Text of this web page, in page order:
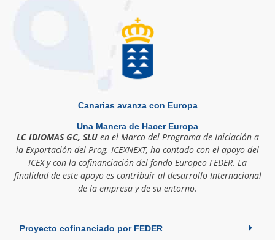
Canarias avanza con Europa
Una Manera de Hacer Europa
LC IDIOMAS GC, SLUen el Marco del Programa de Iniciación a
la Exportación del Prog. ICEXNEXT, ha contado con el apoyo del
ICEX y con la cofinanciación del fondo Europeo FEDER. La
finalidad de este apoyo es contribuir al desarrollo Internacional
de la empresa y de su entorno.
Proyecto cofinanciado por FEDER